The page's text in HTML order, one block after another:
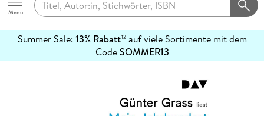
Menu
Summer Sale: 13% Rabatt12auf viele Sortimente mit dem
CodeSOMMER13
erfahren